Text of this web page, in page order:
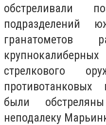
обстреливали
подразделений
гранатометов
стрелкового
противотанковых
были
неподалеку